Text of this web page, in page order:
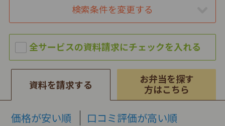
検索条件を変更する
資料を請求する
お弁当を探す
方はこちら
価格が安い順 口コミ評価が高い順